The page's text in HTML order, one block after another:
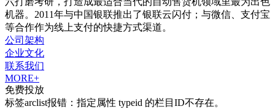
机器。2011年与中国银联推出了银联云闪付；与微信、支付宝
等合作作为线上支付的快捷方式渠道。
公司架构
企业文化
联系我们
MORE+
免费投放
标签arclist报错：指定属性 typeid 的栏目ID不存在。